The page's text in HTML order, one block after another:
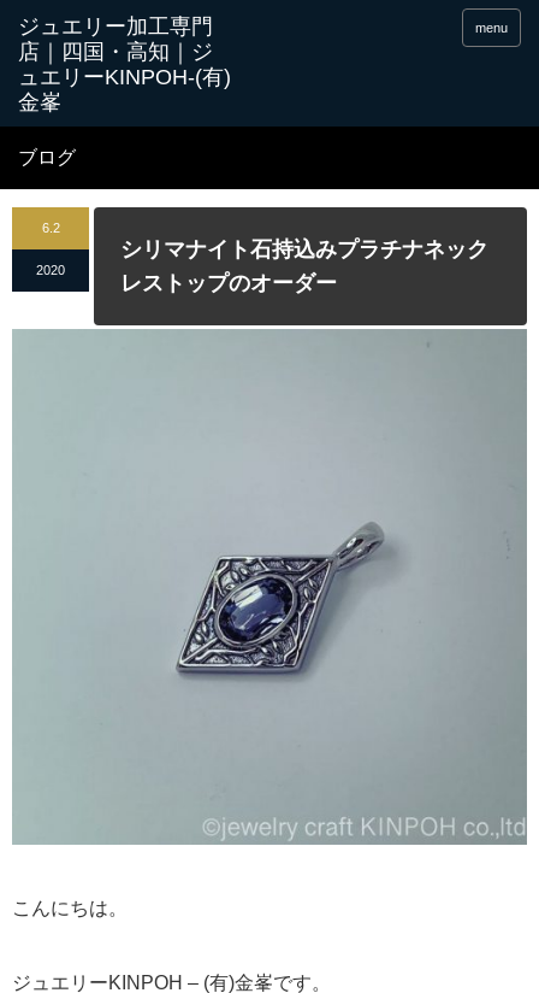
menu
ブログ
6.2
2020
シリマナイト石持込みプラチナネック
レストップのオーダー
こんにちは。
ジュエリーKINPOH – (有)金峯です。